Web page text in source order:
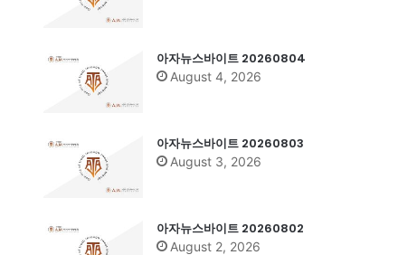
아자뉴스바이트 20260804
August 4, 2026
아자뉴스바이트 20260803
August 3, 2026
아자뉴스바이트 20260802
August 2, 2026